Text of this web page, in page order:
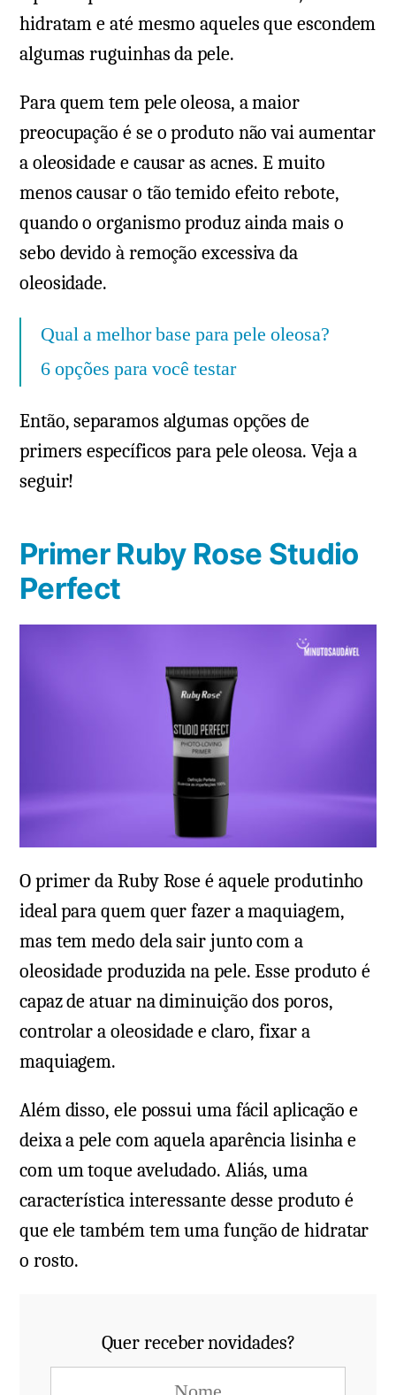
hidratam e até mesmo aqueles que escondem
algumas ruguinhas da pele.
Para quem tem pele oleosa, a maior
preocupação é se o produto não vai aumentar
a oleosidade e causar as acnes. E muito
menos causar o tão temido efeito rebote,
quando o organismo produz ainda mais o
sebo devido à remoção excessiva da
oleosidade.
Qual a melhor base para pele oleosa?
6 opções para você testar
Então, separamos algumas opções de
primers específicos para pele oleosa. Veja a
seguir!
Primer Ruby Rose Studio
Perfect
O primer da Ruby Rose é aquele produtinho
ideal para quem quer fazer a maquiagem,
mas tem medo dela sair junto com a
oleosidade produzida na pele. Esse produto é
capaz de atuar na diminuição dos poros,
controlar a oleosidade e claro, fixar a
maquiagem.
Além disso, ele possui uma fácil aplicação e
deixa a pele com aquela aparência lisinha e
com um toque aveludado. Aliás, uma
característica interessante desse produto é
que ele também tem uma função de hidratar
o rosto.
Quer receber novidades?